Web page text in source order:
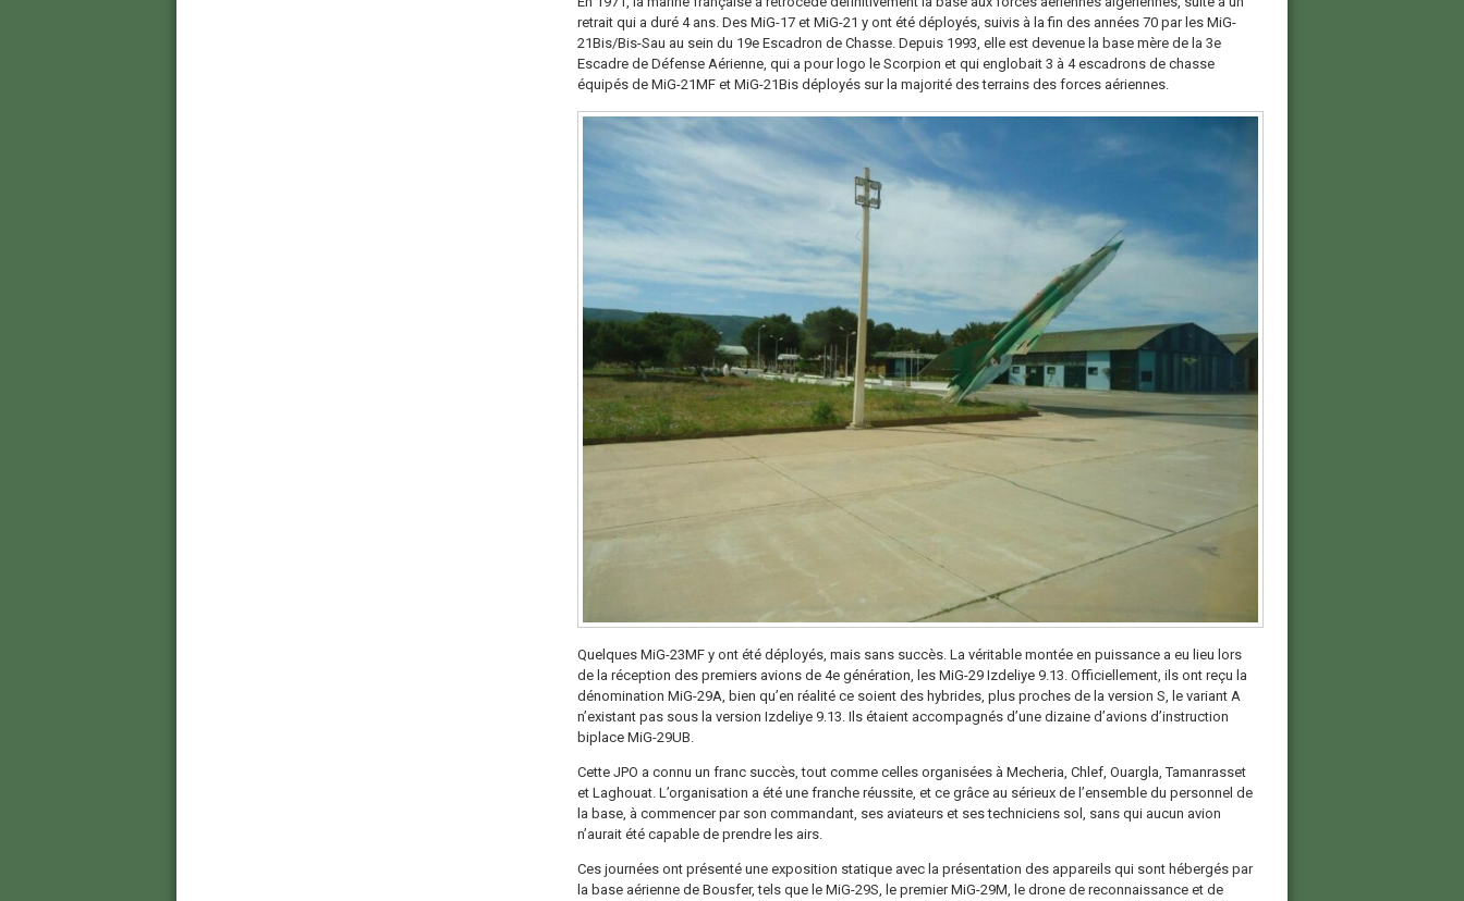
retrait qui a duré 4 ans. Des MiG-17 et MiG-21 y ont été déployés, suivis à la fin des années 70 par les MiG-
21Bis/Bis-Sau au sein du 19e Escadron de Chasse. Depuis 1993, elle est devenue la base mère de la 3e
Escadre de Défense Aérienne, qui a pour logo le Scorpion et qui englobait 3 à 4 escadrons de chasse
équipés de MiG-21MF et MiG-21Bis déployés sur la majorité des terrains des forces aériennes.
Quelques MiG-23MF y ont été déployés, mais sans succès. La véritable montée en puissance a eu lieu lors
de la réception des premiers avions de 4e génération, les MiG-29 Izdeliye 9.13. Officiellement, ils ont reçu la
dénomination MiG-29A, bien qu’en réalité ce soient des hybrides, plus proches de la version S, le variant A
n’existant pas sous la version Izdeliye 9.13. Ils étaient accompagnés d’une dizaine d’avions d’instruction
biplace MiG-29UB.
Cette JPO a connu un franc succès, tout comme celles organisées à Mecheria, Chlef, Ouargla, Tamanrasset
et Laghouat. L’organisation a été une franche réussite, et ce grâce au sérieux de l’ensemble du personnel de
la base, à commencer par son commandant, ses aviateurs et ses techniciens sol, sans qui aucun avion
n’aurait été capable de prendre les airs.
Ces journées ont présenté une exposition statique avec la présentation des appareils qui sont hébergés par
la base aérienne de Bousfer, tels que le MiG-29S, le premier MiG-29M, le drone de reconnaissance et de